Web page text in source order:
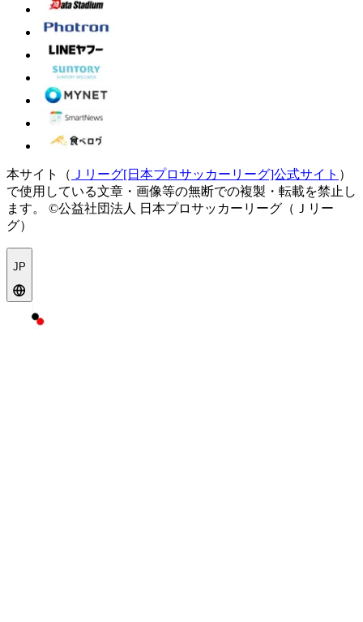
本サイト（ Ｊリーグ[日本プロサッカーリーグ]公式サイト ）
で使用している文章・画像等の無断での複製・転載を禁止し
ます。
©公益社団法人 日本プロサッカーリーグ（Ｊリー
グ）
JP